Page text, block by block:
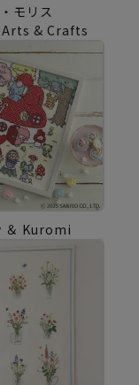
モリス
& Crafts
＆ Kuromi